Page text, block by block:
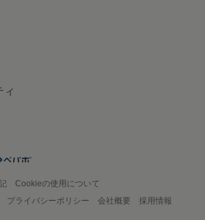
ィ
Cookieの使用について
プライバシーポリシー 会社概要
採用情報